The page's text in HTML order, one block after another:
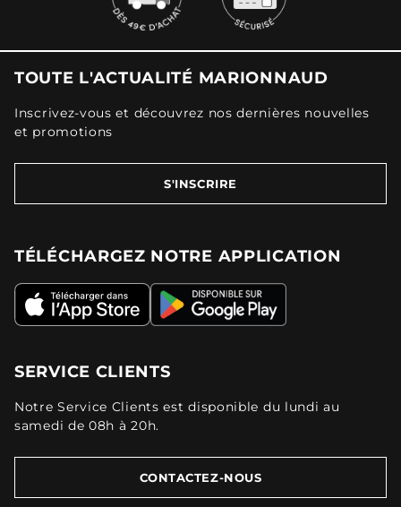
TOUTE L'ACTUALITÉ MARIONNAUD
Inscrivez-vous et découvrez nos dernières nouvelles
et promotions
S'INSCRIRE
TÉLÉCHARGEZ NOTRE APPLICATION
SERVICE CLIENTS
Notre Service Clients est disponible du lundi au
samedi de 08h à 20h.
CONTACTEZ-NOUS